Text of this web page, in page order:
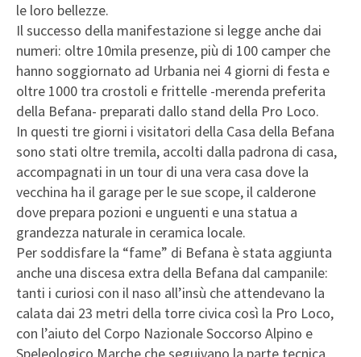
le loro bellezze.
Il successo della manifestazione si legge anche dai
numeri: oltre 10mila presenze, più di 100 camper che
hanno soggiornato ad Urbania nei 4 giorni di festa e
oltre 1000 tra crostoli e frittelle -merenda preferita
della Befana- preparati dallo stand della Pro Loco.
In questi tre giorni i visitatori della Casa della Befana
sono stati oltre tremila, accolti dalla padrona di casa,
accompagnati in un tour di una vera casa dove la
vecchina ha il garage per le sue scope, il calderone
dove prepara pozioni e unguenti e una statua a
grandezza naturale in ceramica locale.
Per soddisfare la “fame” di Befana è stata aggiunta
anche una discesa extra della Befana dal campanile:
tanti i curiosi con il naso all’insù che attendevano la
calata dai 23 metri della torre civica così la Pro Loco,
con l’aiuto del Corpo Nazionale Soccorso Alpino e